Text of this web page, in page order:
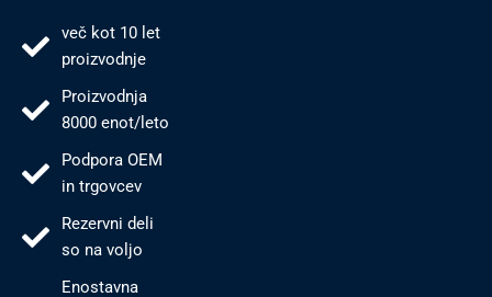
več kot 10 let
proizvodnje
Proizvodnja
8000 enot/leto
Podpora OEM
in trgovcev
Rezervni deli
so na voljo
Enostavna